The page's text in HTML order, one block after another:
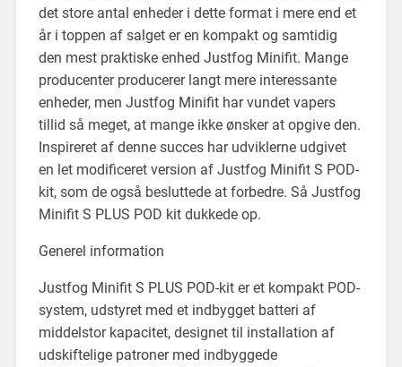
det store antal enheder i dette format i mere end et
år i toppen af salget er en kompakt og samtidig
den mest praktiske enhed Justfog Minifit. Mange
producenter producerer langt mere interessante
enheder, men Justfog Minifit har vundet vapers
tillid så meget, at mange ikke ønsker at opgive den.
Inspireret af denne succes har udviklerne udgivet
en let modificeret version af Justfog Minifit S POD-
kit, som de også besluttede at forbedre. Så Justfog
Minifit S PLUS POD kit dukkede op.
Generel information
Justfog Minifit S PLUS POD-kit er et kompakt POD-
system, udstyret med et indbygget batteri af
middelstor kapacitet, designet til installation af
udskiftelige patroner med indbyggede